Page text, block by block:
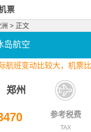
票
> 正文
岛航空
航班变动比较大， 机票
郑州
参考税费
TAX